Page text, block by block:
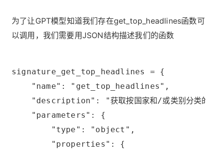
为了让GPT模型知道我们存在get_top_headlines函数可
以调用，我们需要用JSON结构描述我们的函数
signature_get_top_headlines = {
    "name": "get_top_headlines",
"description": "获取按国家和/或类别分类的
    "parameters": {
        "type": "object",
        "properties": {